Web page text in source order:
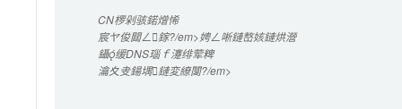
CN椤剁骇鍩熷悕
宸ヤ俊閮ㄥ鎵?/em>娉ㄥ唽鏈嶅姟鏈烘瀯
鑷缓DNS瑙ｆ瀽绯荤粺
瀹夊叏鍚堣鏈変繚闅?/em>